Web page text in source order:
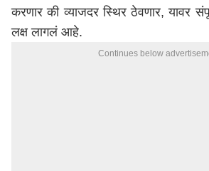
करणार की व्याजदर स्थिर ठेवणार, यावर
लक्ष लागलं आहे.
Continues below